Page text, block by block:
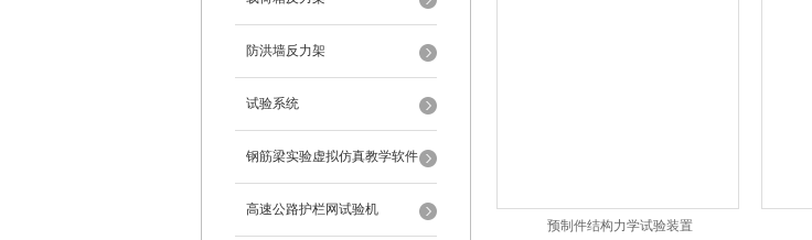
防洪墙反力架
试验系统
钢筋梁实验虚拟仿真教学软件
高速公路护栏网试验机
预制件结构力学试验装置